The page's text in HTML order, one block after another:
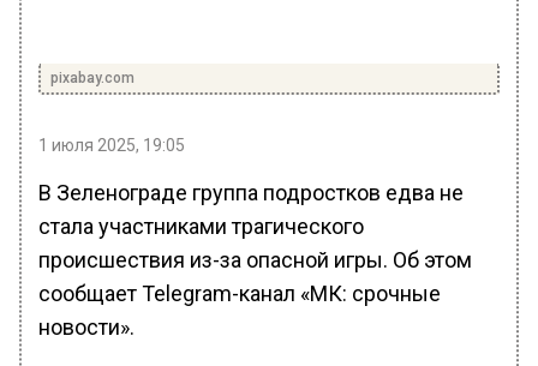
pixabay.com
1 июля 2025, 19:05
В Зеленограде группа подростков едва не
стала участниками трагического
происшествия из-за опасной игры. Об этом
сообщает Telegram-канал «МК: срочные
новости».